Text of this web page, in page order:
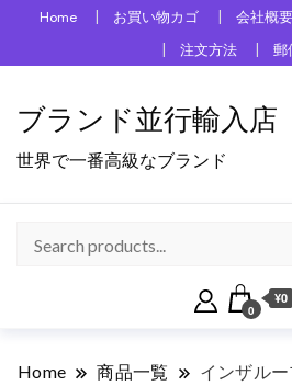
Home お買い物カゴ 会社概要
注文方法
郵
ブランド並行輸入店
世界で一番高級なブランド
0
¥0
Home 商品一覧 インザル